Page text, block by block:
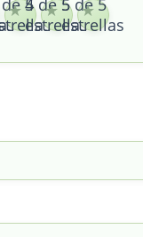
estrellasestrellas